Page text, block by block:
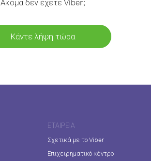
Ακόμα δεν έχετε Viber;
Κάντε λήψη τώρα
ΕΤΑΙΡΕΊΑ
Σχετικά με το Viber
Επιχειρηματικό κέντρο